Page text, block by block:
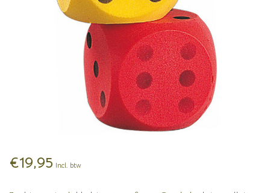
€19,95 Incl. btw